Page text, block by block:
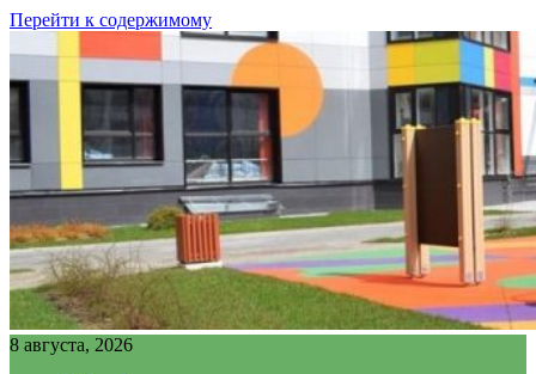
Перейти к содержимому
8 августа, 2026